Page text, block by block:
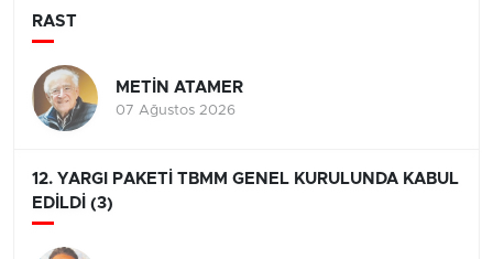
RAST
METİN ATAMER
07 Ağustos 2026
12. YARGI PAKETİ TBMM GENEL KURULUNDA KABUL
EDİLDİ (3)